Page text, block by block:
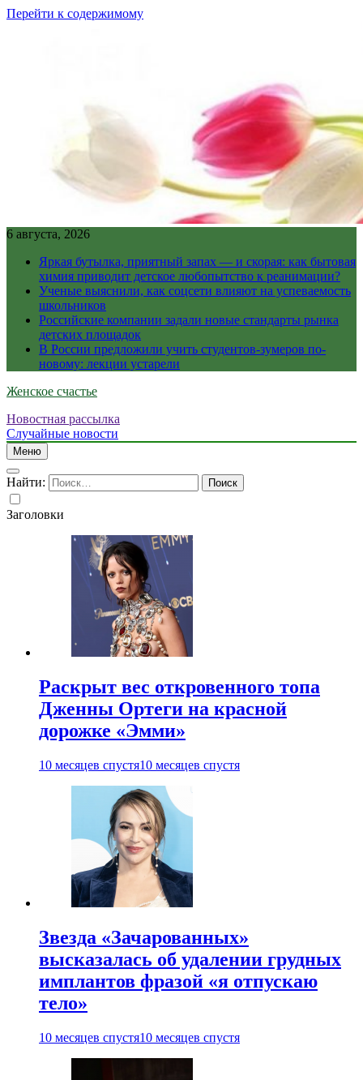
Перейти к содержимому
6 августа, 2026
Яркая бутылка, приятный запах — и скорая: как бытовая
химия приводит детское любопытство к реанимации?
Ученые выяснили, как соцсети влияют на успеваемость
школьников
Российские компании задали новые стандарты рынка
детских площадок
В России предложили учить студентов-зумеров по-
новому: лекции устарели
Женское счастье
Новостная рассылка
Случайные новости
Меню
Найти:
Заголовки
Раскрыт вес откровенного топа
Дженны Ортеги на красной
дорожке «Эмми»
10 месяцев спустя10 месяцев спустя
Звезда «Зачарованных»
высказалась об удалении грудных
имплантов фразой «я отпускаю
тело»
10 месяцев спустя10 месяцев спустя